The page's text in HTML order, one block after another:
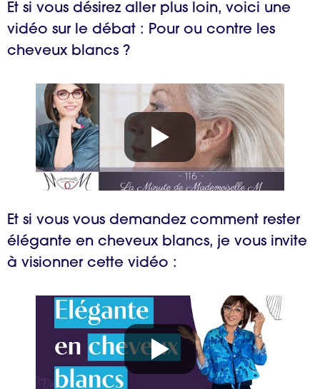
Et si vous désirez aller plus loin, voici une
vidéo sur le débat : Pour ou contre les
cheveux blancs ?
Et si vous vous demandez comment rester
élégante en cheveux blancs, je vous invite
à visionner cette vidéo :